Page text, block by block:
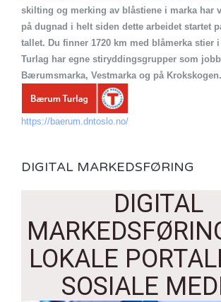
skilting og merking av blåstiene i marka har
på dugnad i helt siden dette arbeidet startet
tallet. Du finner 1720 km med blåmerka stier
Turlag har egne stiryddingsgrupper som
Bærumsmarka, Vestmarka og på Krokskogen.
https://baerum.dntoslo.no/
DIGITAL MARKEDSFØRING
DIGITAL
LOKALE
SOSIALE